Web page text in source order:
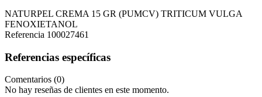
NATURPEL CREMA 15 GR (PUMCV) TRITICUM VULGA
FENOXIETANOL
Referencia 100027461
Referencias específicas
Comentarios (0)
No hay reseñas de clientes en este momento.